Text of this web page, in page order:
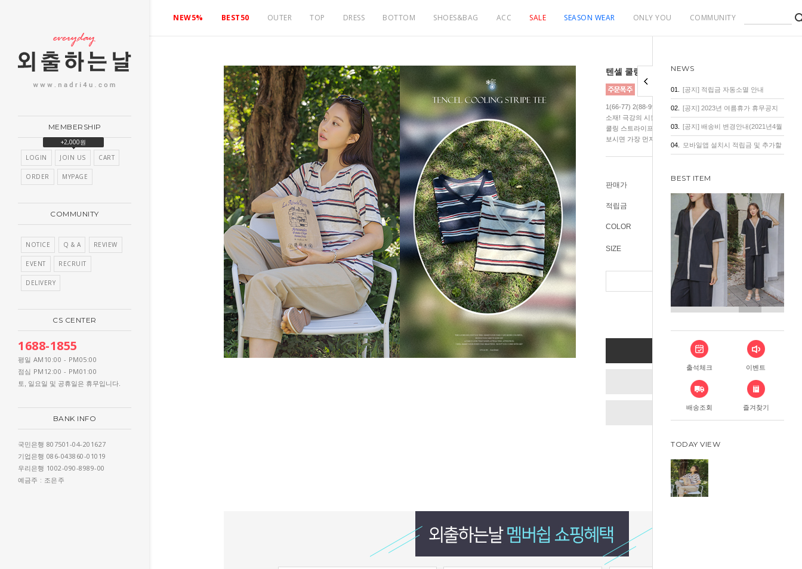
NEW5% BEST50 OUTER TOP DRESS BOTTOM SHOES&BAG ACC SALE SEASON WEAR ONLY YOU COMMUNITY
MEMBERSHIP
LOGIN JOIN US
+2,000원
CART
ORDER MYPAGE
COMMUNITY
NOTICE Q & A REVIEW
EVENT RECRUIT
DELIVERY
CS CENTER
1688-1855
평일 AM10:00 - PM05:00
점심 PM12:00 - PM01:00
토, 일요일 및 공휴일은 휴무입니다.
BANK INFO
국민은행 807501-04-201627
기업은행 086-043860-01019
우리은행 1002-090-8989-00
예금주 : 조은주
NEWS
01. [공지] 적립금 자동소멸 안내
02. [공지] 2023년 여름휴가 휴무공지
03. [공지] 배송비 변경안내(2021년4월
1일 기준)
04. 모바일앱 설치시 적립금 및 추가할
BEST ITEM
출석체크 이벤트
배송조회 즐겨찾기
TODAY VIEW
텐셀 쿨링 스트라이프 브이넥 티
1(66-77) 2(88-99) 3(100-120) 리오더중! 7/29-30입고! 프리미엄 텐
소재! 극강의 시원함! 배색 컬러감부터 심상치 않은 흔치 않는 색감
쿨링 스트라이프 브이넥 티. "입은 거 맞아...?" 아마 요 티셔츠를 처
보시면 가장 먼저 나올 말일거예요.
판매가
적립금 200원
COLOR
SIZE
총 상품 금액
BUY NOW
ADD TO CART
WISH LIST